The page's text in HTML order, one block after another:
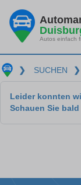
Autos einfach
❯ SUCHEN ❯
Leider konnten
Schauen Sie